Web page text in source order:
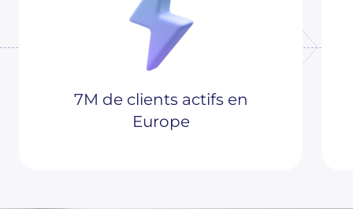
7M de clients actifs en
Europe